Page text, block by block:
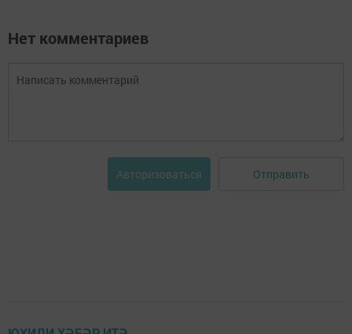
Нет комментариев
Авторизоваться Отправить